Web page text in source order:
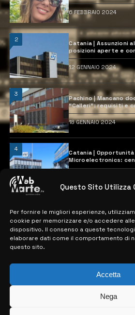
Questo Sito Utilizza
Per fornire le migliori esperienze,
cookie per memorizzare e/o accedere
dispositivo. Il consenso a queste
elaborare dati come il comportamento di
questo sito.
Accetta
Nega
6 FEBBRAIO 2024
2
Catania | Assunzioni
posizioni aperte e
12 GENNAIO 2024
3
Pachino | Mancano
“Calleri”: requisiti e
18 GENNAIO 2024
4
Catania |
Microelectronics:
previste
MAPPA DEL SITO
> NOTIZIE